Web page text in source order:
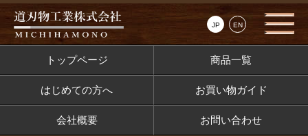
JP EN
トップページ 商品一覧
はじめての方へ お買い物ガイド
会社概要 お問い合わせ